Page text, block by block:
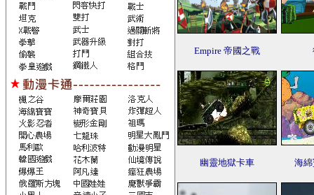
Empire 帝國之戰
幽靈地獄卡車 海